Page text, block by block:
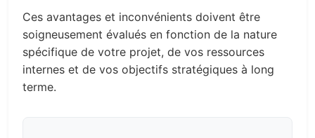
Ces avantages et inconvénients doivent être
soigneusement évalués en fonction de la nature
spécifique de votre projet, de vos ressources
internes et de vos objectifs stratégiques à long
terme.